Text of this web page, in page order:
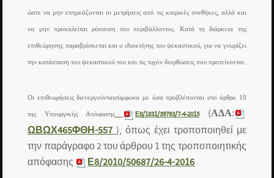
ώστε να μην επηρεάζονται οι μετρήσεις από τις καιρικές συνθήκες, αλλά και
να μην προκαλείται ρύπανση του περιβάλλοντος. Κατά τη διάρκεια της
επιθεώρησης παραβρίσκεται και ο ιδιοκτήτης του ψεκαστικού, για να γνωρίζει
την κατάσταση του ψεκαστικού του και τις τυχόν διορθώσεις που προτείνονται.
Οι επιθεωρήσεις διενεργούνταισύμφωνα με όσα προβλέπονται στο άρθρο 10
της Υπουργικής Απόφασης Ε8/1831/39763/7-4-2015(ΑΔΑ:
ΩΒΩΧ465ΦΘΗ-557 ), όπως έχει τροποποιηθεί με
την παράγραφο 2 του άρθρου 1 της τροποποιητικής
απόφασης
Ε8/2010/50687/26-4-2016